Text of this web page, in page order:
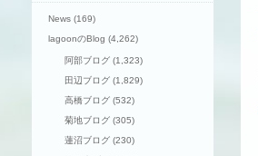
News (169)
lagoonのBlog (4,262)
阿部ブログ (1,323)
田辺ブログ (1,829)
高橋ブログ (532)
菊地ブログ (305)
蓮沼ブログ (230)